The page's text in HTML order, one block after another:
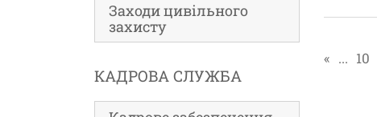
Заходи цивільного
захисту
КАДРОВА СЛУЖБА
« ... 10